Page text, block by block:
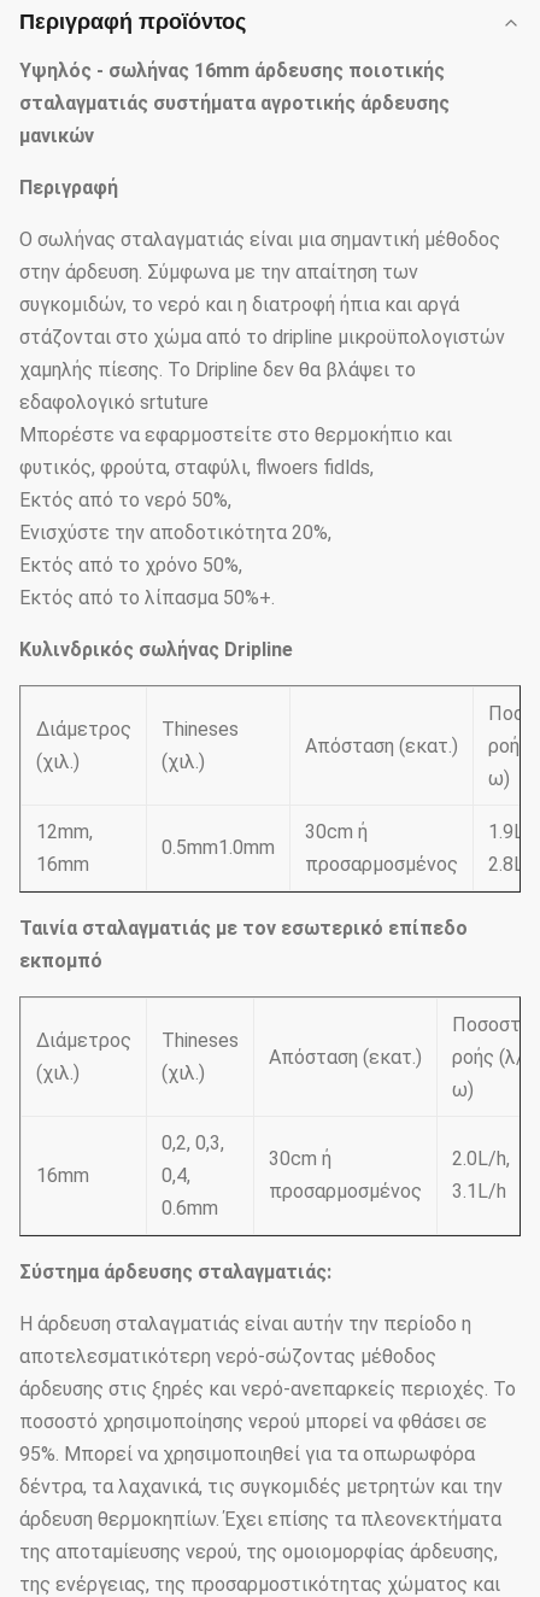
Περιγραφή προϊόντος
Υψηλός - σωλήνας 16mm άρδευσης ποιοτικής
σταλαγματιάς συστήματα αγροτικής άρδευσης
μανικών
Περιγραφή
Ο σωλήνας σταλαγματιάς είναι μια σημαντική μέθοδος
στην άρδευση. Σύμφωνα με την απαίτηση των
συγκομιδών, το νερό και η διατροφή ήπια και αργά
στάζονται στο χώμα από το dripline μικροϋπολογιστών
χαμηλής πίεσης. Το Dripline δεν θα βλάψει το
εδαφολογικό srtuture
Μπορέστε να εφαρμοστείτε στο θερμοκήπιο και
φυτικός, φρούτα, σταφύλι, flwoers fidlds,
Εκτός από το νερό 50%,
Ενισχύστε την αποδοτικότητα 20%,
Εκτός από το χρόνο 50%,
Εκτός από το λίπασμα 50%+.
Κυλινδρικός σωλήνας Dripline
Διάμετρος
(χιλ.)
Thineses
(χιλ.)
Απόσταση (εκατ.)
ροής
ω)
12mm,
16mm
0.5mm1.0mm
30cm ή
προσαρμοσμένος
1.9L/
2.8L/
Ταινία σταλαγματιάς με τον εσωτερικό επίπεδο
εκπομπό
Διάμετρος
(χιλ.)
Thineses
(χιλ.)
Απόσταση (εκατ.)
Ποσοστό
ροής (λ/
ω)
16mm
0,2, 0,3,
0,4,
0.6mm
30cm ή
προσαρμοσμένος
2.0L/h,
3.1L/h
Σύστημα άρδευσης σταλαγματιάς:
Η άρδευση σταλαγματιάς είναι αυτήν την περίοδο η
αποτελεσματικότερη νερό-σώζοντας μέθοδος
άρδευσης στις ξηρές και νερό-ανεπαρκείς περιοχές. Το
ποσοστό χρησιμοποίησης νερού μπορεί να φθάσει σε
95%. Μπορεί να χρησιμοποιηθεί για τα οπωρωφόρα
δέντρα, τα λαχανικά, τις συγκομιδές μετρητών και την
άρδευση θερμοκηπίων. Έχει επίσης τα πλεονεκτήματα
της αποταμίευσης νερού, της ομοιομορφίας άρδευσης,
της ενέργειας, της προσαρμοστικότητας χώματος και